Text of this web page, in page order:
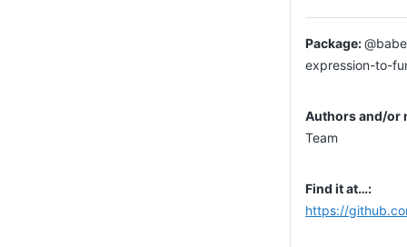
expression-to-
Team
https://